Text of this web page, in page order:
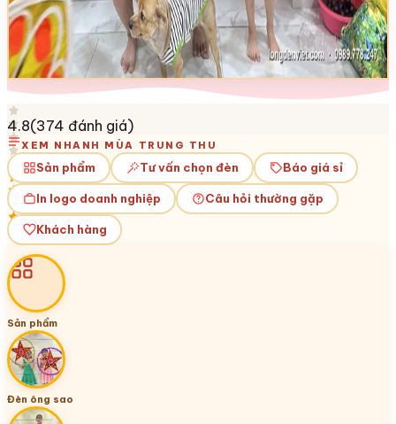
4.8(374 đánh giá)
XEM NHANH MÙA TRUNG THU
Sản phẩm Tư vấn chọn đèn Báo giá sỉ
In logo doanh nghiệp Câu hỏi thường gặp
Khách hàng
Sản phẩm
Đèn ông sao